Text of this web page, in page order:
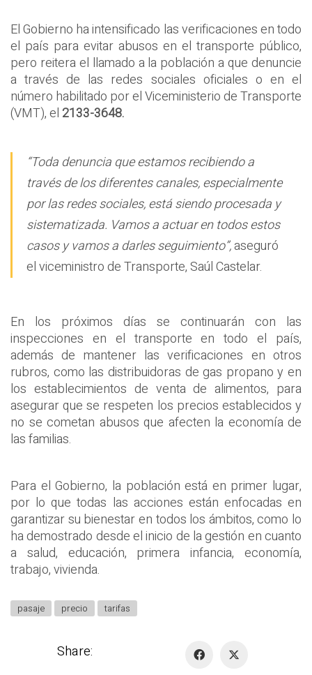
El Gobierno ha intensificado las verificaciones en todo
el país para evitar abusos en el transporte público,
pero reitera el llamado a la población a que denuncie
a través de las redes sociales oficiales o en el
número habilitado por el Viceministerio de Transporte
(VMT), el2133-3648.
“Toda denuncia que estamos recibiendo a
través de los diferentes canales, especialmente
por las redes sociales, está siendo procesada y
sistematizada. Vamos a actuar en todos estos
casos y vamos a darles seguimiento”,aseguró
el viceministro de Transporte, Saúl Castelar.
En los próximos días se continuarán con las
inspecciones en el transporte en todo el país,
además de mantener las verificaciones en otros
rubros, como las distribuidoras de gas propano y en
los establecimientos de venta de alimentos, para
asegurar que se respeten los precios establecidos y
no se cometan abusos que afecten la economía de
las familias.
Para el Gobierno, la población está en primer lugar,
por lo que todas las acciones están enfocadas en
garantizar su bienestar en todos los ámbitos, como lo
ha demostrado desde el inicio de la gestión en cuanto
a salud, educación, primera infancia, economía,
trabajo, vivienda.
pasaje precio tarifas
Share: